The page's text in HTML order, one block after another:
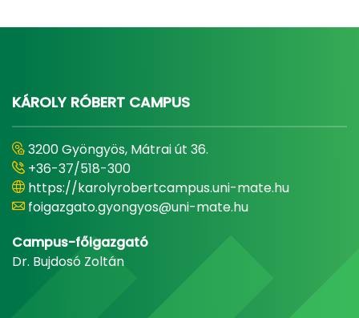
KÁROLY RÓBERT CAMPUS
3200 Gyöngyös, Mátrai út 36.
+36-37/518-300
https://karolyrobertcampus.uni-mate.hu
foigazgato.gyongyos@uni-mate.hu
Campus-főigazgató
Dr. Bujdosó Zoltán